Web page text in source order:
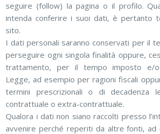
seguire (follow) la pagina o il profilo.
intenda conferire i suoi dati, è pertanto
sito.
I dati personali saranno conservati per il
perseguire ogni singola finalità oppure,
trattamento, per il tempo imposto e/o
Legge, ad esempio per ragioni fiscali
termini prescrizionali o di decadenza
contrattuale o extra-contrattuale.
Qualora i dati non siano raccolti presso
avvenire perché reperiti da altre fonti, ad